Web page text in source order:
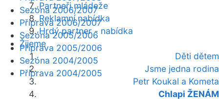
Partneři mládeže
Reklamní nabídka
Hrdý partner - nabídka
Žijeme
Děti dětem
Jsme jedna rodina
Petr Koukal a Kometa
Chlapi ŽENÁM
Sezóna 2006/2007
Příprava 2006/2007
Sezóna 2005/2006
Příprava 2005/2006
Sezóna 2004/2005
Příprava 2004/2005